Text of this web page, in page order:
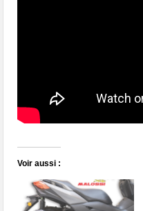
Voir aussi :